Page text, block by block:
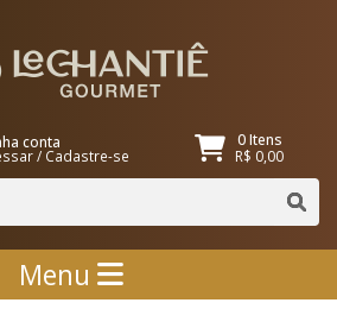
conta
/ Cadastre-se
0 Itens
R$ 0,00
Menu